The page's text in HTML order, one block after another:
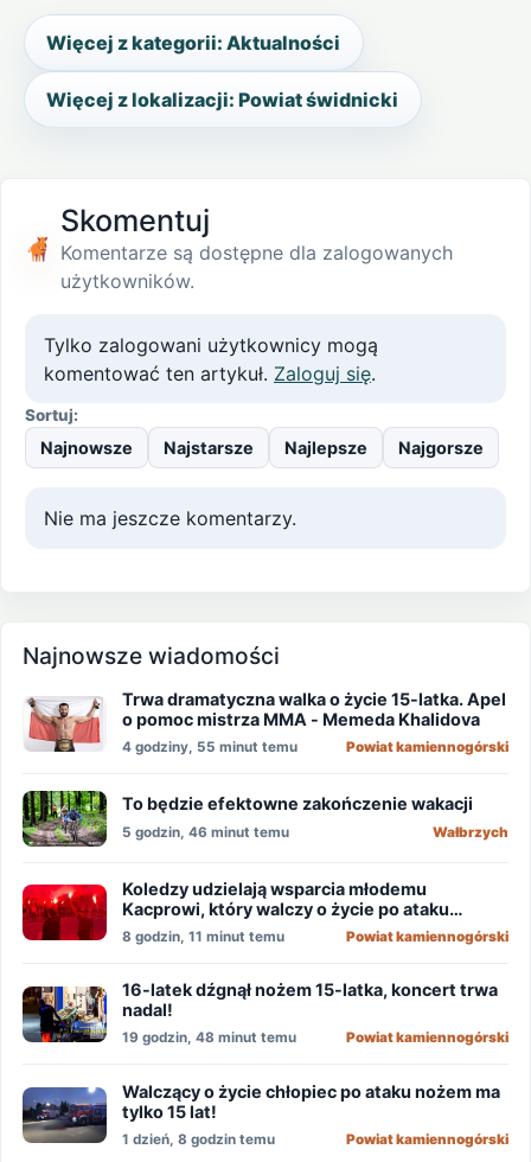
Więcej z kategorii: Aktualności
Więcej z lokalizacji: Powiat świdnicki
Skomentuj
Komentarze są dostępne dla zalogowanych
użytkowników.
Tylko zalogowani użytkownicy mogą
komentować ten artykuł. Zaloguj się.
Sortuj:
Najnowsze Najstarsze Najlepsze Najgorsze
Nie ma jeszcze komentarzy.
Najnowsze wiadomości
Trwa dramatyczna walka o życie 15-latka. Apel
o pomoc mistrza MMA - Memeda Khalidova
4 godziny, 55 minut temu Powiat kamiennogórski
To będzie efektowne zakończenie wakacji
5 godzin, 46 minut temu Wałbrzych
Koledzy udzielają wsparcia młodemu
Kacprowi, który walczy o życie po ataku
nożownika!
8 godzin, 11 minut temu Powiat kamiennogórski
16-latek dźgnął nożem 15-latka, koncert trwa
nadal!
19 godzin, 48 minut temu Powiat kamiennogórski
Walczący o życie chłopiec po ataku nożem ma
tylko 15 lat!
1 dzień, 8 godzin temu Powiat kamiennogórski